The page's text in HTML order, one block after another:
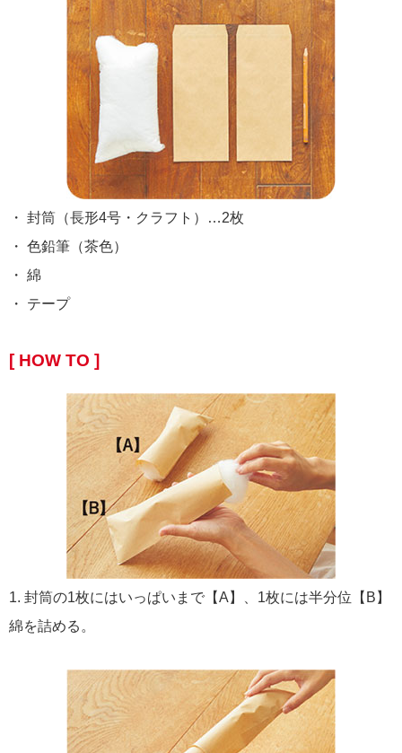
・ 封筒（長形4号・クラフト）…2枚
・ 色鉛筆（茶色）
・ 綿
・ テープ
[ HOW TO ]
1. 封筒の1枚にはいっぱいまで【A】、1枚には半分位【B】
綿を詰める。